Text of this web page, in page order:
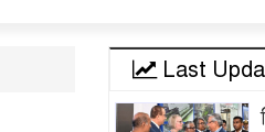
Last